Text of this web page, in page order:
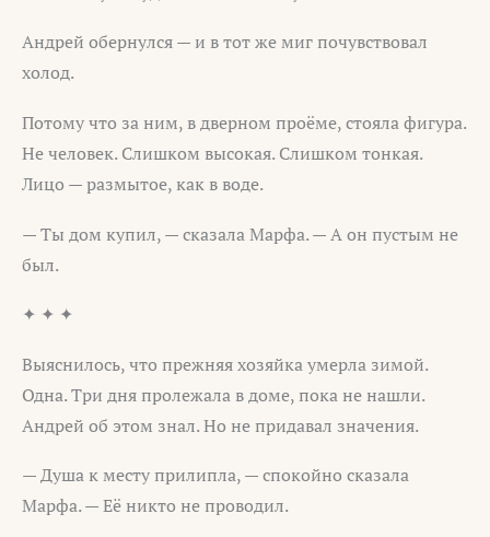
Андрей обернулся — и в тот же миг почувствовал
холод.
Потому что за ним, в дверном проёме, стояла фигура.
Не человек. Слишком высокая. Слишком тонкая.
Лицо — размытое, как в воде.
— Ты дом купил, — сказала Марфа. — А он пустым не
был.
✦ ✦ ✦
Выяснилось, что прежняя хозяйка умерла зимой.
Одна. Три дня пролежала в доме, пока не нашли.
Андрей об этом знал. Но не придавал значения.
— Душа к месту прилипла, — спокойно сказала
Марфа. — Её никто не проводил.